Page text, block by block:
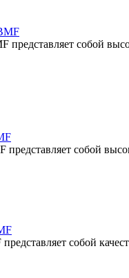
собой
собой
собой